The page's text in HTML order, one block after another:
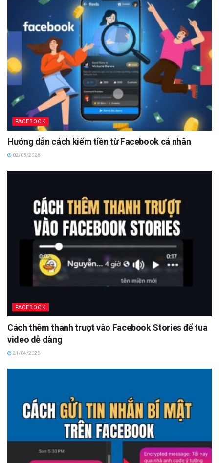
FACEBOOK
Hướng dẫn cách kiếm tiền từ Facebook cá nhân
02/05/2026
FACEBOOK
Cách thêm thanh trượt vào Facebook Stories để tua
video dễ dàng
21/04/2026